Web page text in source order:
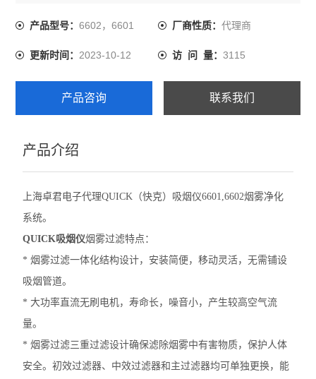
产品型号：6602，6601 厂商性质： 代理商
更新时间：2023-10-12 访 问 量： 3115
产品咨询 联系我们
产品介绍
上海卓君电子代理QUICK（快克）吸烟仪6601,6602烟雾净化
系统。
QUICK吸烟仪烟雾过滤特点：
* 烟雾过滤一体化结构设计，安装简便，移动灵活，无需铺设
吸烟管道。
* 大功率直流无刷电机，寿命长，噪音小，产生较高空气流
量。
* 烟雾过滤三重过滤设计确保滤除烟雾中有害物质，保护人体
安全。初效过滤器、中效过滤器和主过滤器均可单独更换，能